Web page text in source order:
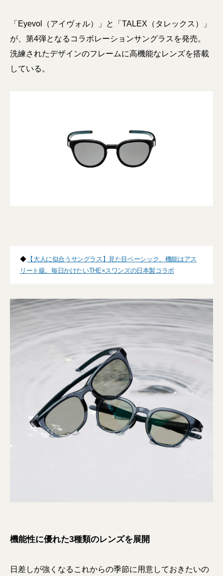
「Eyevol（アイヴォル）」と「TALEX（タレックス）」
が、第4弾となるコラボレーションサングラスを発売。
洗練されたデザインのフレームに高機能なレンズを搭載
している。
◆ 【大人に似合うサングラス】見た目ベーシック、機能はアス
リート級。毎日かけたいTHE×スワンズの日本製コラボ
機能性に優れた3種類のレンズを展開
日差しが強くなるこれからの季節に用意しておきたいの